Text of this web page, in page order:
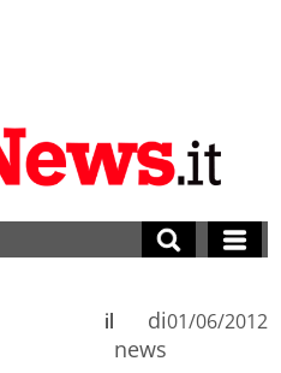
di
news
il 01/06/2012